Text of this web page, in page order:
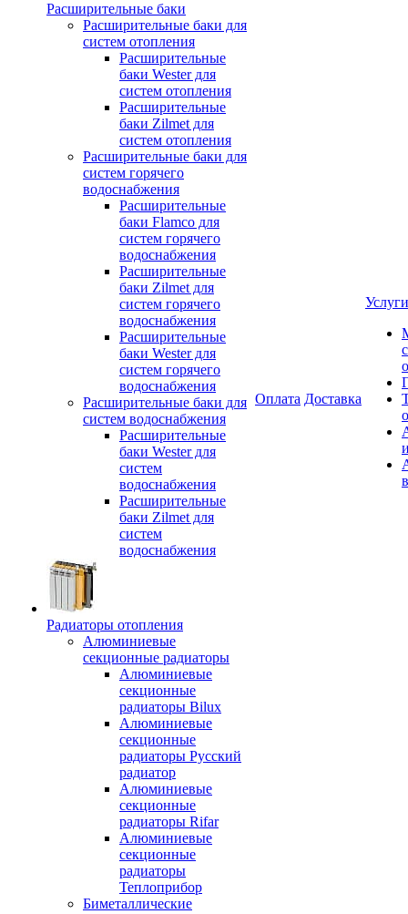
Расширительные баки
Расширительные баки для
систем отопления
Расширительные
баки Wester для
систем отопления
Расширительные
баки Zilmet для
систем отопления
Расширительные баки для
систем горячего
водоснабжения
Расширительные
баки Flamco для
систем горячего
водоснабжения
Расширительные
баки Zilmet для
систем горячего
водоснабжения
Расширительные
баки Wester для
систем горячего
водоснабжения
Расширительные баки для
систем водоснабжения
Расширительные
баки Wester для
систем
водоснабжения
Расширительные
баки Zilmet для
систем
водоснабжения
Радиаторы отопления
Алюминиевые
секционные радиаторы
Алюминиевые
секционные
радиаторы Bilux
Алюминиевые
секционные
радиаторы Русский
радиатор
Алюминиевые
секционные
радиаторы Rifar
Алюминиевые
секционные
радиаторы
Теплоприбор
Биметаллические
Оплата Доставка
Услуги